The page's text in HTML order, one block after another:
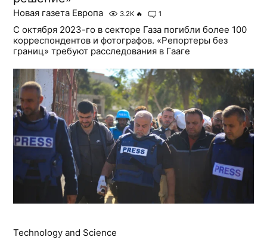
Новая газета Европа 3.2K 🔥 1
С октября 2023-го в секторе Газа погибли более 100
корреспондентов и фотографов. «Репортеры без
границ» требуют расследования в Гааге
Technology and Science